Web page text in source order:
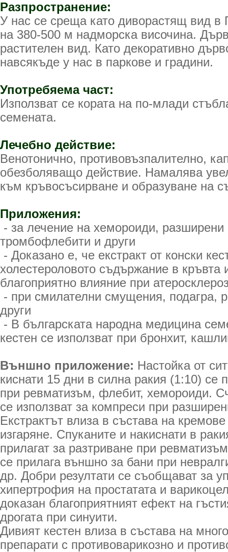
Разпространение:
У нас се среща като диворастящ вид в
на 380-500 м надморска височина.
растителен вид. Като декоративно
навсякъде у нас в паркове и градини.
Употребяема част:
Използват се кората на по-млади
семената.
Лечебно действие:
Венотонично, противовъзпалително,
обезболяващо действие. Намалява
към кръвосъсирване и образуване на
Приложения:
- за лечение на хемороиди, разширени
тромбофлебити и други
- Доказано е, че екстракт от конски
холестероловото съдържание в кръвта
благоприятно влияние при
- при смилателни смущения, подагра,
други
- В българската народна медицина
кестен се използват при бронхит,
Външно приложение: Настойка от
киснати 15 дни в силна ракия (1:10) се
при ревматизъм, флебит, хемороиди.
се използват за компреси при
Екстрактът влиза в състава на
изгаряне. Спуканите и накиснати в
прилагат за разтриване при
се прилага външно за бани при
др. Добри резултати се съобщават за
хипертрофия на простатата и
доказан благоприятният ефект на
дрогата при синуити.
Дивият кестен влиза в състава на
препарати с противоварикозно и